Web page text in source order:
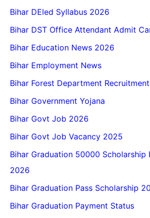
Bihar DEled Syllabus 2026
Bihar DST Office Attendant Admit
Bihar Education News 2026
Bihar Employment News
Bihar Forest Department
Bihar Government Yojana
Bihar Govt Job 2026
Bihar Govt Job Vacancy 2025
Bihar Graduation 50000 Scholarship
2026
Bihar Graduation Pass Scholarship
Bihar Graduation Payment Status